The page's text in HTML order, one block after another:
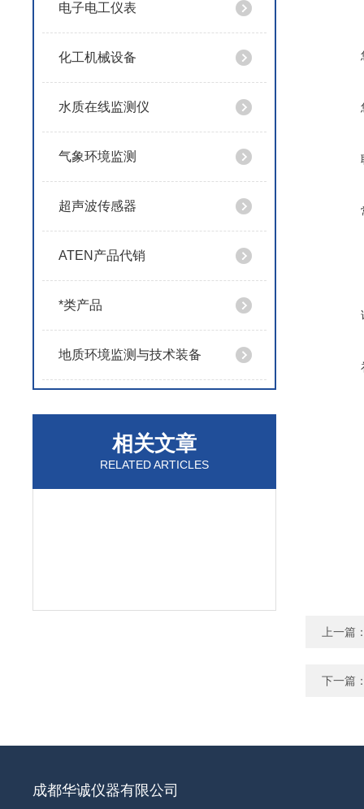
电子电工仪表
化工机械设备
水质在线监测仪
气象环境监测
超声波传感器
ATEN产品代销
*类产品
地质环境监测与技术装备
相关文章
RELATED ARTICLES
上一篇
下一篇
成都华诚仪器有限公司